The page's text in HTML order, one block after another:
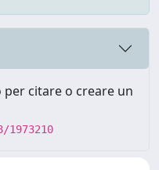
citare o creare un